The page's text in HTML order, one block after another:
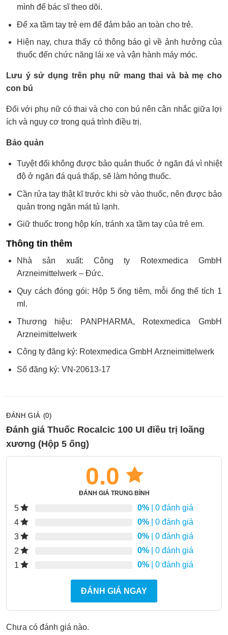
mình để bác sĩ theo dõi.
Để xa tầm tay trẻ em để đảm bảo an toàn cho trẻ.
Hiện nay, chưa thấy có thông báo gì về ảnh hưởng của
thuốc đến chức năng lái xe và vận hành máy móc.
Lưu ý sử dụng trên phụ nữ mang thai và bà mẹ cho
con bú
Đối với phụ nữ có thai và cho con bú nên cân nhắc giữa lợi
ích và nguy cơ trong quá trình điều trị.
Bảo quản
Tuyệt đối không được bảo quản thuốc ở ngăn đá vì nhiệt
độ ở ngăn đá quá thấp, sẽ làm hỏng thuốc.
Cần rửa tay thật kĩ trước khi sờ vào thuốc, nên được bảo
quản trong ngăn mát tủ lạnh.
Giữ thuốc trong hộp kín, tránh xa tầm tay của trẻ em.
Thông tin thêm
Nhà sản xuất: Công ty Rotexmedica GmbH
Arzneimittelwerk – Đức.
Quy cách đóng gói: Hộp 5 ống tiêm, mỗi ống thể tích 1
ml.
Thương hiệu: PANPHARMA, Rotexmedica GmbH
Arzneimittelwerk
Công ty đăng ký: Rotexmedica GmbH Arzneimittelwerk
Số đăng ký: VN-20613-17
ĐÁNH GIÁ (0)
Đánh giá Thuốc Rocalcic 100 UI điều trị loãng
xương (Hộp 5 ống)
0.0
ĐÁNH GIÁ TRUNG BÌNH
5 0% | 0 đánh giá
4
0% | 0 đánh giá
3
0% | 0 đánh giá
2
0% | 0 đánh giá
1
0% | 0 đánh giá
ĐÁNH GIÁ NGAY
Chưa có đánh giá nào.